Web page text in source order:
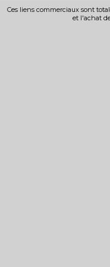
Ces liens commerciaux sont
et l'achat